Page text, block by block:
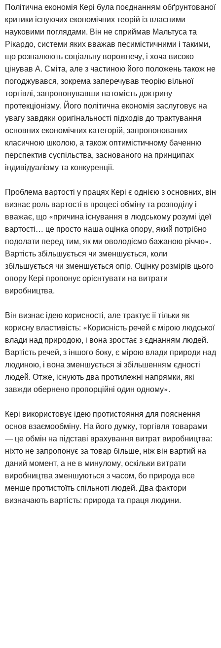
Політична економія Кері була поєднанням обґрунтованої
критики існуючих економічних теорій із власними
науковими поглядами. Він не сприймав Мальтуса та
Рікардо, системи яких вважав песимістичними і такими,
що розпалюють соціальну ворожнечу, і хоча високо
цінував А. Сміта, але з частиною його положень також не
погоджувався, зокрема заперечував теорію вільної
торгівлі, запропонувавши натомість доктрину
протекціонізму. Його політична економія заслуговує на
увагу завдяки оригінальності підходів до трактування
основних економічних категорій, запропонованих
класичною школою, а також оптимістичному баченню
перспектив суспільства, заснованого на принципах
індивідуалізму та конкуренції.
Проблема вартості у працях Кері є однією з основних, він
визнає роль вартості в процесі обміну та розподілу і
вважає, що «причина існування в людському розумі ідеї
вартості… це просто наша оцінка опору, який потрібно
подолати перед тим, як ми оволодіємо бажаною річчю».
Вартість збільшується чи зменшується, коли
збільшується чи зменшується опір. Оцінку розмірів цього
опору Кері пропонує орієнтувати на витрати
виробництва.
Він визнає ідею корисності, але трактує її тільки як
корисну властивість: «Корисність речей є мірою людської
влади над природою, і вона зростає з єднанням людей.
Вартість речей, з іншого боку, є мірою влади природи над
людиною, і вона зменшується зі збільшенням єдності
людей. Отже, існують два протилежні напрямки, які
завжди обернено пропорційні один одному».
Кері використовує ідею протистояння для пояснення
основ взаємообміну. На його думку, торгівля товарами
— це обмін на підставі врахування витрат виробництва:
ніхто не запропонує за товар більше, ніж він вартий на
даний момент, а не в минулому, оскільки витрати
виробництва зменшуються з часом, бо природа все
менше протистоїть спільноті людей. Два фактори
визначають вартість: природа та праця людини.